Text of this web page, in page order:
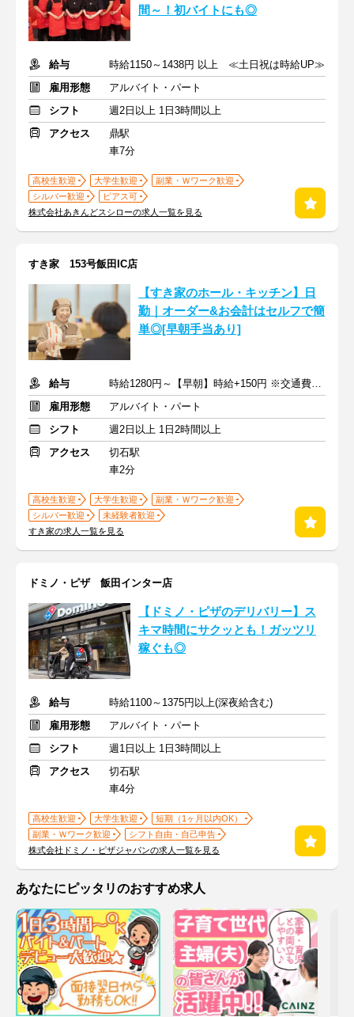
間～！初バイトにも◎
給与
時給1150～1438円 以上 ≪土日祝は時給UP≫
雇用形態
アルバイト・パート
シフト
週2日以上 1日3時間以上
アクセス
鼎駅
車7分
高校生歓迎 大学生歓迎
副業・Ｗワーク歓迎
シルバー歓迎
ピアス可
株式会社あきんどスシローの求人一覧を見る
すき家 153号飯田IC店
【すき家のホール・キッチン】日
勤｜オーダー&お会計はセルフで簡
単◎[早朝手当あり]
給与
時給1280円～【早朝】時給+150円 ※交通費支給
雇用形態
アルバイト・パート
シフト
週2日以上 1日2時間以上
アクセス
切石駅
車2分
高校生歓迎 大学生歓迎
副業・Ｗワーク歓迎
シルバー歓迎
未経験者歓迎
すき家の求人一覧を見る
ドミノ・ピザ 飯田インター店
【ドミノ・ピザのデリバリー】ス
キマ時間にサクッとも！ガッツリ
稼ぐも◎
給与
時給1100～1375円以上(深夜給含む)
雇用形態
アルバイト・パート
シフト
週1日以上 1日3時間以上
アクセス
切石駅
車4分
高校生歓迎 大学生歓迎
短期（1ヶ月以内OK）
副業・Ｗワーク歓迎
シフト自由・自己申告
株式会社ドミノ・ピザジャパンの求人一覧を見る
あなたにピッタリのおすすめ求人